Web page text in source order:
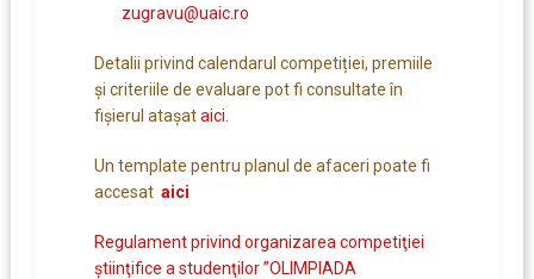
zugravu@uaic.ro
Detalii privind calendarul competiției, premiile
și criteriile de evaluare pot fi consultate în
fișierul atașataici.
Un template pentru planul de afaceri poate fi
accesat aici
Regulament privind organizarea competiţiei
ştiinţifice a studenţilor ”OLIMPIADA